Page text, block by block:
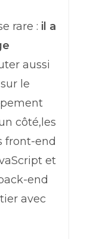
rare : il a
aussi
le
côté,les
front-end
et
end
avec